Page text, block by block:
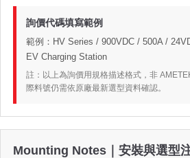
詢價代碼填寫範例
範例：HV Series / 900VDC / 500A /
EV Charging Station
註：以上為詢價用規格描述格式，非
際料號仍需依原廠最新選型資料確認。
Mounting Notes｜安裝與選型